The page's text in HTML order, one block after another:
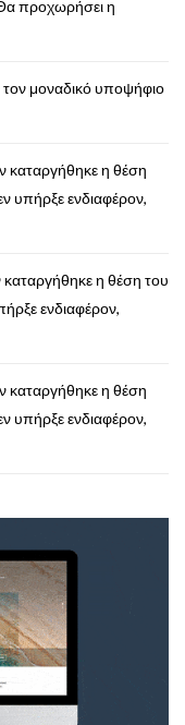
προχωρήσει η
μοναδικό υποψήφιο
καταργήθηκε η θέση
υπήρξε ενδιαφέρον,
η θέση του
ενδιαφέρον,
καταργήθηκε η θέση
υπήρξε ενδιαφέρον,